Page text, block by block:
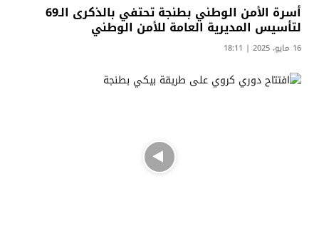
أسرة الأمن الوطني بطنجة تحتفي بالذكرى الـ69
لتأسيس المديرية العامة للأمن الوطني
16 مايو، 2025 | 18:11